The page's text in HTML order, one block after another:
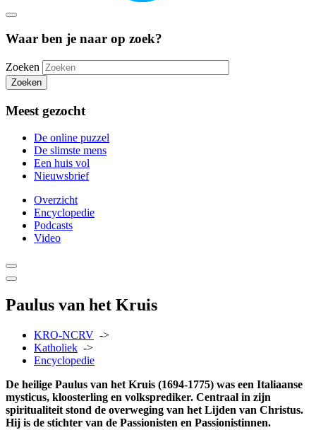
Waar ben je naar op zoek?
Zoeken
Zoeken
Meest gezocht
De online puzzel
De slimste mens
Een huis vol
Nieuwsbrief
Overzicht
Encyclopedie
Podcasts
Video
Paulus van het Kruis
KRO-NCRV ->
Katholiek ->
Encyclopedie
De heilige Paulus van het Kruis (1694-1775) was een Italiaanse
mysticus, kloosterling en volksprediker. Centraal in zijn
spiritualiteit stond de overweging van het Lijden van Christus.
Hij is de stichter van de Passionisten en Passionistinnen.